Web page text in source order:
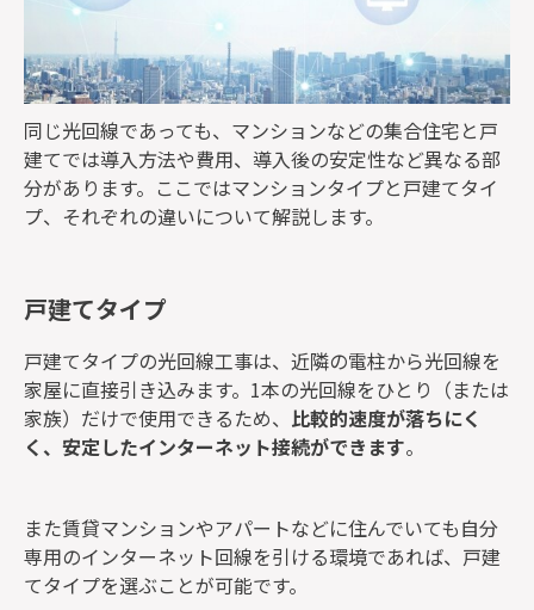
同じ光回線であっても、マンションなどの集合住宅と戸
建てでは導入方法や費用、導入後の安定性など異なる部
分があります。ここではマンションタイプと戸建てタイ
プ、それぞれの違いについて解説します。
戸建てタイプ
戸建てタイプの光回線工事は、近隣の電柱から光回線を
家屋に直接引き込みます。1本の光回線をひとり（または
家族）だけで使用できるため、 比較的速度が落ちにく
く、安定したインターネット接続ができます。
また賃貸マンションやアパートなどに住んでいても自分
専用のインターネット回線を引ける環境であれば、戸建
てタイプを選ぶことが可能です。